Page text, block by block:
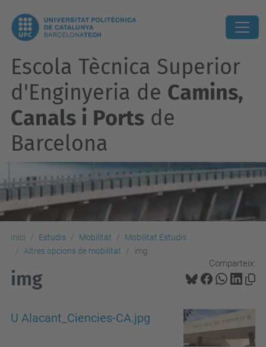
Escola Tècnica Superior
d'Enginyeria de Camins,
Canals i Ports de
Barcelona
Inici Estudis Mobilitat
Mobilitat Estudis
Altres opcions de mobilitat
img
Comparteix:
img
U Alacant_Ciencies-CA.jpg